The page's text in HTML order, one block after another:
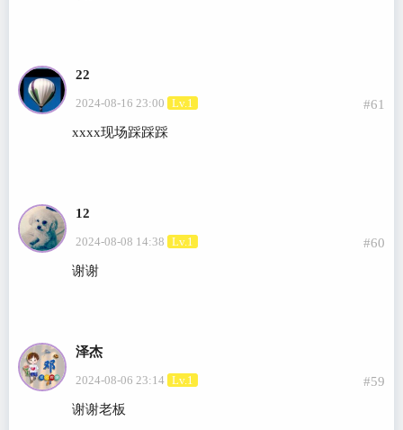
22
2024-08-16 23:00 Lv.1
#61
xxxx现场踩踩踩
12
2024-08-08 14:38 Lv.1
#60
谢谢
泽杰
2024-08-06 23:14 Lv.1
#59
谢谢老板